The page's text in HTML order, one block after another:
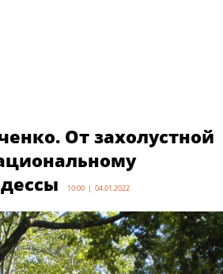
От захолустной
10:00 | 04.01.2022